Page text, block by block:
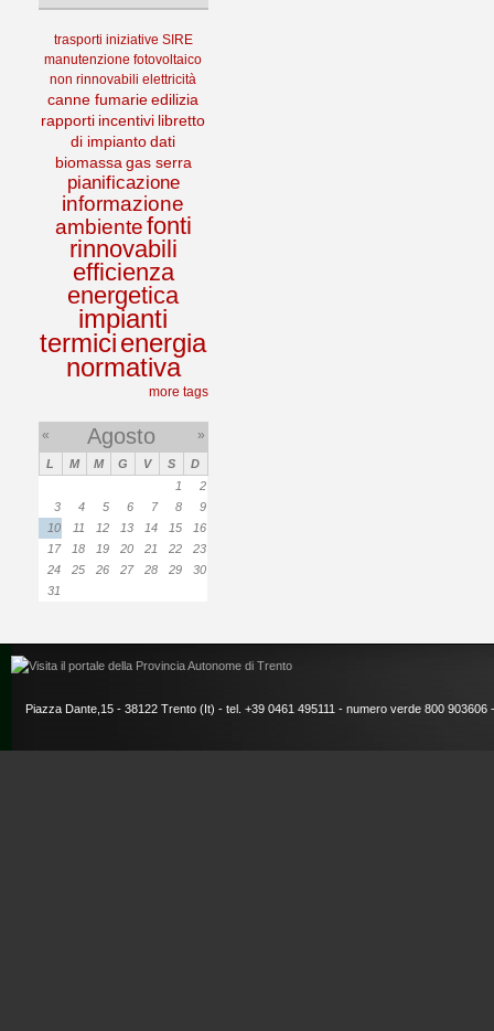
trasporti iniziative SIRE
manutenzione fotovoltaico
non rinnovabili elettricità
canne fumarie edilizia
rapporti incentivi libretto
di impianto dati
biomassa gas serra
pianificazione
informazione
ambientefonti
rinnovabili
efficienza
energetica
impianti
termicienergia
normativa
more tags
« Agosto »
L M M G V S
D
1
2
3
4 5 6 7 8
9
10
11 12 13 14 15
16
17
18 19 20 21 22
23
24
25 26 27 28 29
30
31
Piazza Dante,15 - 38122 Trento (It) - tel. +39 0461 495111 - numero verde 800 903606